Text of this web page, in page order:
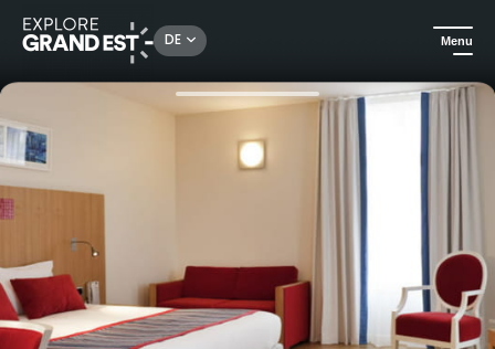
DE Menu
Sehenswertes in der Region Grand Est Mercure-Hotel in Vittel